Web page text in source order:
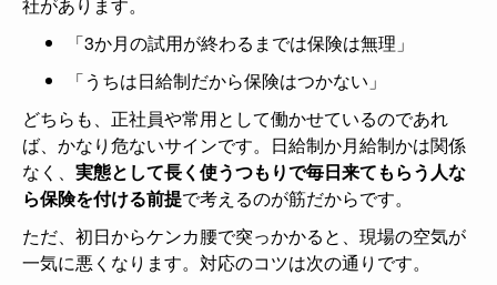
「3か月の試用が終わるまでは保険は無理」
「うちは日給制だから保険はつかない」
どちらも、正社員や常用として働かせているのであれ
ば、かなり危ないサインです。日給制か月給制かは関係
なく、 実態として長く使うつもりで毎日来てもらう人な
ら保険を付ける前提で考えるのが筋だからです。
ただ、初日からケンカ腰で突っかかると、現場の空気が
一気に悪くなります。対応のコツは次の通りです。